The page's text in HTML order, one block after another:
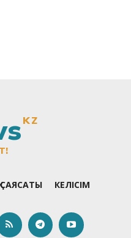
KZ
САЯСАТЫ КЕЛІСІМ